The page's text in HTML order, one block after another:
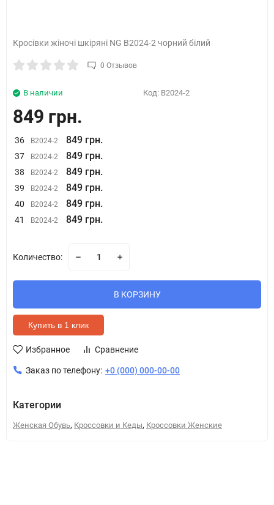
Кросівки жіночі шкіряні NG B2024-2 чорний білий
0 Отзывов
В наличии Код: B2024-2
849 грн.
36 B2024-2 849 грн.
37 B2024-2 849 грн.
38 B2024-2 849 грн.
39 B2024-2 849 грн.
40 B2024-2 849 грн.
41 B2024-2 849 грн.
Количество:
В КОРЗИНУ
Купить в 1 клик
Избранное Сравнение
Заказ по телефону: +0 (000) 000-00-00
Категории
Женская Обувь, Кроссовки и Кеды, Кроссовки Женские